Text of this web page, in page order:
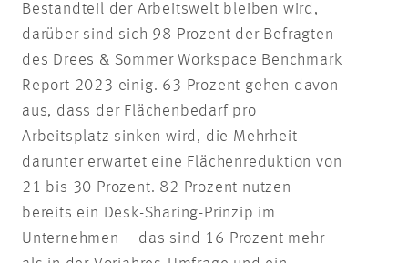
Bestandteil der Arbeitswelt bleiben wird,
darüber sind sich 98 Prozent der Befragten
des Drees & Sommer Workspace Benchmark
Report 2023 einig. 63 Prozent gehen davon
aus, dass der Flächenbedarf pro
Arbeitsplatz sinken wird, die Mehrheit
darunter erwartet eine Flächenreduktion von
21 bis 30 Prozent. 82 Prozent nutzen
bereits ein Desk-Sharing-Prinzip im
Unternehmen – das sind 16 Prozent mehr